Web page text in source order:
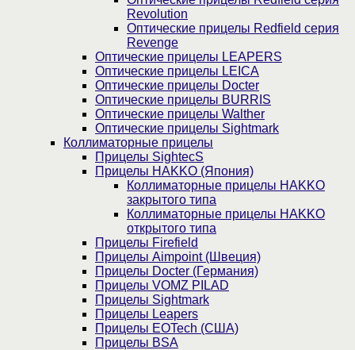
Revolution
Оптические прицелы Redfield серия
Revenge
Оптические прицелы LEAPERS
Оптические прицелы LEICA
Оптические прицелы Docter
Оптические прицелы BURRIS
Оптические прицелы Walther
Оптические прицелы Sightmark
Коллиматорные прицелы
Прицелы SightecS
Прицелы HAKKO (Япония)
Коллиматорные прицелы HAKKO
закрытого типа
Коллиматорные прицелы HAKKO
открытого типа
Прицелы Firefield
Прицелы Aimpoint (Швеция)
Прицелы Docter (Германия)
Прицелы VOMZ PILAD
Прицелы Sightmark
Прицелы Leapers
Прицелы EOTech (США)
Прицелы BSA